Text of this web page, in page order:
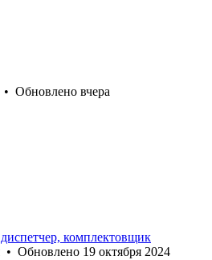
• Обновлено вчера
комплектовщик
• Обновлено 19 октября 2024